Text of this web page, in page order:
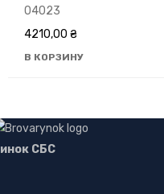
04023
4210,00 ₴
В КОРЗИНУ
СБС